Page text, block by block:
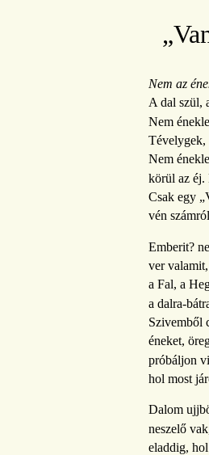
Nem az
A dal szül,
Nem
Tévelygek,
Nem
körül az
Csak egy
vén
Emberit?
ver
a Fal, a
a dalra-
Szivemből
éneket,
próbáljon
hol most
Dalom
neszelő
eladdig,